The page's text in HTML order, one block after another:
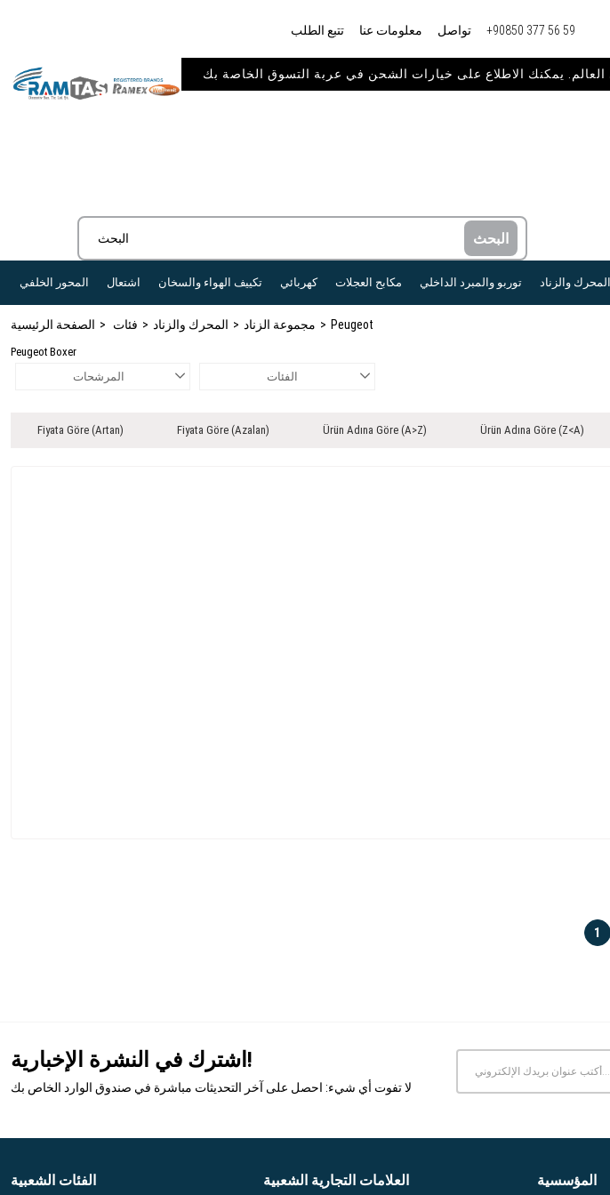
تتبع الطلب معلومات عنا تواصل +90850 377 56 59
المحور الخلفي اشتعال تكييف الهواء والسخان كهربائي مكابح العجلات توربو والمبرد الداخلي المحرك والزناد
الصفحة الرئيسية فئات المحرك والزناد مجموعة الزناد Peugeot
Peugeot Boxer
المرشحات
الفئات
Fiyata Göre (Artan) Fiyata Göre (Azalan) Ürün Adına Göre (A>Z) Ürün Adına Göre (Z<A)
1
اشترك في النشرة الإخبارية!
لا تفوت أي شيء: احصل على آخر التحديثات مباشرة في صندوق الوارد الخاص بك
الفئات الشعبية العلامات التجارية الشعبية المؤسسية